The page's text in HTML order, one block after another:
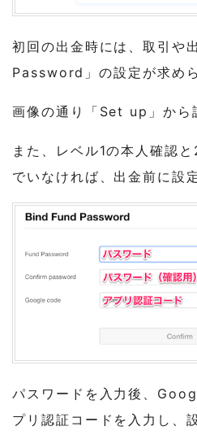
初回の出金時には、取引や
Password」の設定が求めら
画像の通り「Set up」から
また、レベル1の本人確認
でいなければ、出金前に設
パスワードを入力後、
プリ認証コードを入力し、